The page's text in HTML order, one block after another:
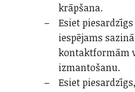
krāpšana.
Esiet
iespējams
kontaktformām
izmantošanu.
Esiet